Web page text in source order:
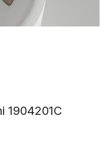
1904201C